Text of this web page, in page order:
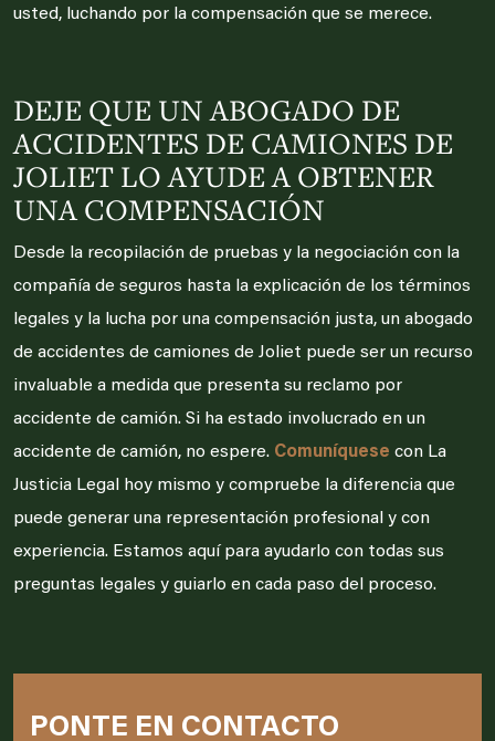
usted, luchando por la compensación que se merece.
DEJE QUE UN ABOGADO DE
ACCIDENTES DE CAMIONES DE
JOLIET LO AYUDE A OBTENER
UNA COMPENSACIÓN
Desde la recopilación de pruebas y la negociación con la
compañía de seguros hasta la explicación de los términos
legales y la lucha por una compensación justa, un abogado
de accidentes de camiones de Joliet puede ser un recurso
invaluable a medida que presenta su reclamo por
accidente de camión. Si ha estado involucrado en un
accidente de camión, no espere. Comuníquese con La
Justicia Legal hoy mismo y compruebe la diferencia que
puede generar una representación profesional y con
experiencia. Estamos aquí para ayudarlo con todas sus
preguntas legales y guiarlo en cada paso del proceso.
PONTE EN CONTACTO